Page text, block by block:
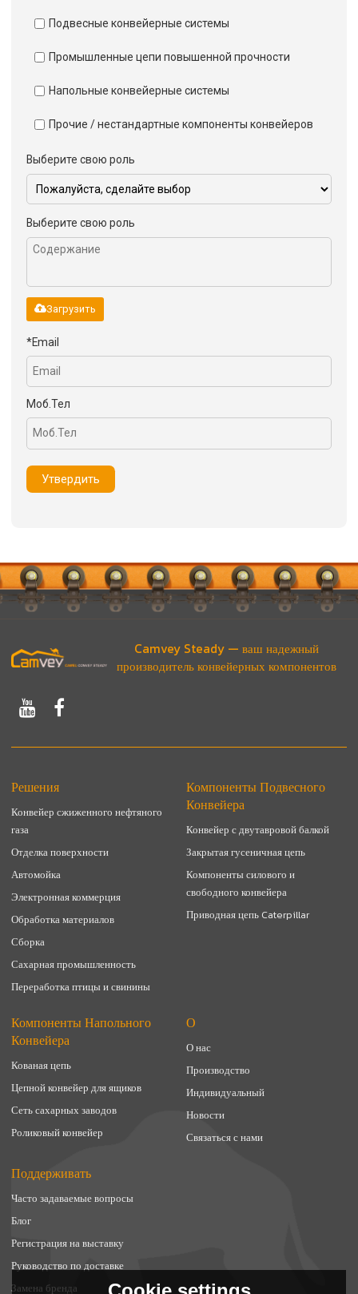
Подвесные конвейерные системы
Промышленные цепи повышенной прочности
Напольные конвейерные системы
Прочие / нестандартные компоненты конвейеров
Выберите свою роль
Выберите свою роль
Загрузить
*Email
Моб.Тел
Утвердить
Camvey Steady — ваш надежный
производитель конвейерных компонентов
Решения
Конвейер сжиженного нефтяного
газа
Отделка поверхности
Автомойка
Электронная коммерция
Обработка материалов
Сборка
Сахарная промышленность
Переработка птицы и свинины
Компоненты Подвесного
Конвейера
Конвейер с двутавровой балкой
Закрытая гусеничная цепь
Компоненты силового и
свободного конвейера
Приводная цепь Caterpillar
Компоненты Напольного
Конвейера
Кованая цепь
Цепной конвейер для ящиков
Сеть сахарных заводов
Роликовый конвейер
О
О нас
Производство
Индивидуальный
Новости
Связаться с нами
Поддерживать
Часто задаваемые вопросы
Блог
Регистрация на выставку
Руководство по доставке
Замена бренда